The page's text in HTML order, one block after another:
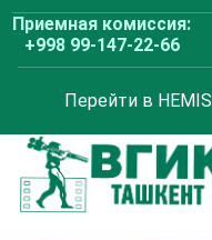
Перейти
содержимому
Приемная комиссия:
+998 99-147-22-66
Перейти в HEMIS